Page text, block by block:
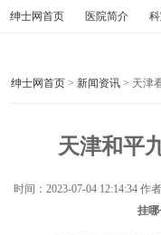
绅士网首页 医院简介
绅士网首页 > 新闻资讯 > 天津
天津和平
时间： 2023-07-04 12:14:34作者
挂